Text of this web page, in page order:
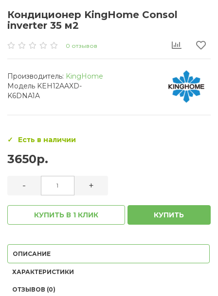
Кондиционер KingHome Consol
inverter 35 м2
0 отзывов
Производитель: KingHome
Модель KEH12AAXD-
K6DNA1A
Есть в наличии
3650р.
- +
КУПИТЬ В 1 КЛИК КУПИТЬ
ОПИСАНИЕ
ХАРАКТЕРИСТИКИ
ОТЗЫВОВ (0)